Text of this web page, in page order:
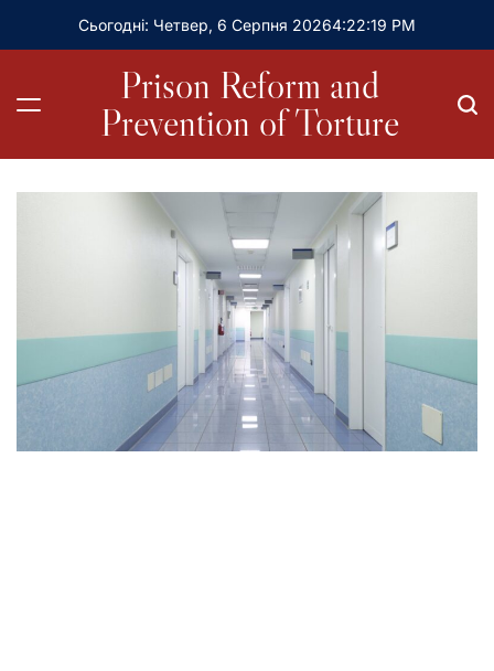
Сьогодні: Четвер, 6 Серпня 20264:22:21 PM
Prison Reform and
Prevention of Torture